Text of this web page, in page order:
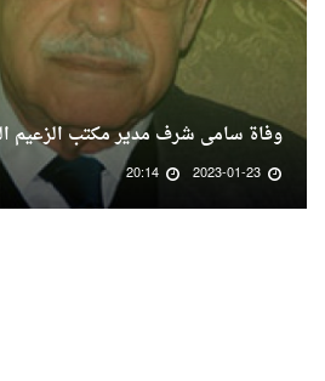
وفاة سامى شرف مدير مكتب الزعيم
2023-01-23
20:14